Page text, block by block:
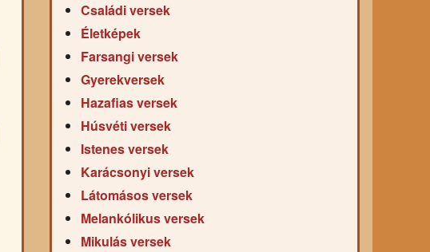
Családi versek
Életképek
Farsangi versek
Gyerekversek
Hazafias versek
Húsvéti versek
Istenes versek
Karácsonyi versek
Látomásos versek
Melankólikus versek
Mikulás versek